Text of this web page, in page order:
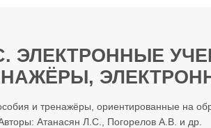
ЭЛЕКТРОННЫЕ
и тренажёры, ориентированные на
Атанасян Л.С., Погорелов А.В. и др.